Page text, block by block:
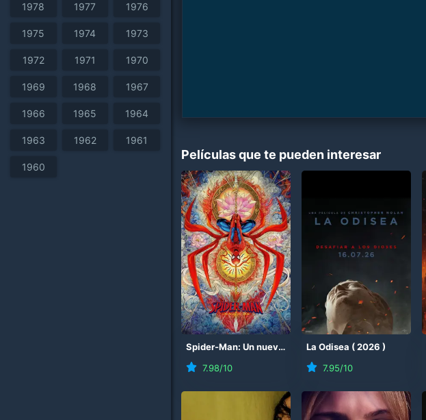
1978 1977 1976
1975 1974 1973
1972 1971 1970
1969 1968 1967
1966 1965 1964
1963 1962 1961
1960
Películas que te pueden interesar
Spider-Man: Un nuevo día (2026)
7.98/10
La Odisea (2026 )
7.95/10